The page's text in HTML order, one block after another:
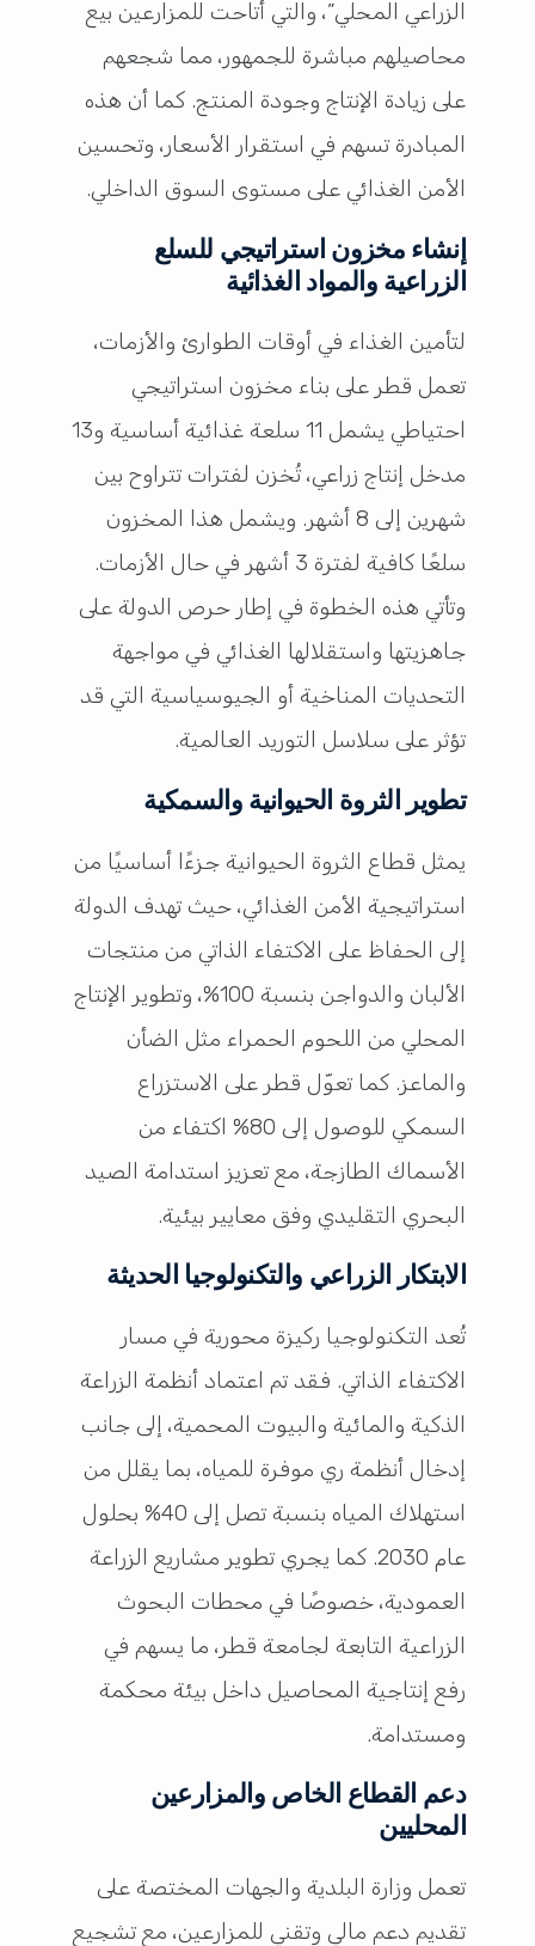
الزراعي المحلي”، والتي أتاحت للمزارعين بيع
محاصيلهم مباشرة للجمهور، مما شجعهم
على زيادة الإنتاج وجودة المنتج. كما أن هذه
المبادرة تسهم في استقرار الأسعار، وتحسين
الأمن الغذائي على مستوى السوق الداخلي.
إنشاء مخزون استراتيجي للسلع
الزراعية والمواد الغذائية
لتأمين الغذاء في أوقات الطوارئ والأزمات،
تعمل قطر على بناء مخزون استراتيجي
احتياطي يشمل 11 سلعة غذائية أساسية و13
مدخل إنتاج زراعي، تُخزن لفترات تتراوح بين
شهرين إلى 8 أشهر. ويشمل هذا المخزون
سلعًا كافية لفترة 3 أشهر في حال الأزمات.
وتأتي هذه الخطوة في إطار حرص الدولة على
جاهزيتها واستقلالها الغذائي في مواجهة
التحديات المناخية أو الجيوسياسية التي قد
تؤثر على سلاسل التوريد العالمية.
تطوير الثروة الحيوانية والسمكية
يمثل قطاع الثروة الحيوانية جزءًا أساسيًا من
استراتيجية الأمن الغذائي، حيث تهدف الدولة
إلى الحفاظ على الاكتفاء الذاتي من منتجات
الألبان والدواجن بنسبة 100%، وتطوير الإنتاج
المحلي من اللحوم الحمراء مثل الضأن
والماعز. كما تعوّل قطر على الاستزراع
السمكي للوصول إلى 80% اكتفاء من
الأسماك الطازجة، مع تعزيز استدامة الصيد
البحري التقليدي وفق معايير بيئية.
الابتكار الزراعي والتكنولوجيا الحديثة
تُعد التكنولوجيا ركيزة محورية في مسار
الاكتفاء الذاتي. فقد تم اعتماد أنظمة الزراعة
الذكية والمائية والبيوت المحمية، إلى جانب
إدخال أنظمة ري موفرة للمياه، بما يقلل من
استهلاك المياه بنسبة تصل إلى 40% بحلول
عام 2030. كما يجري تطوير مشاريع الزراعة
العمودية، خصوصًا في محطات البحوث
الزراعية التابعة لجامعة قطر، ما يسهم في
رفع إنتاجية المحاصيل داخل بيئة محكمة
ومستدامة.
دعم القطاع الخاص والمزارعين
المحليين
تعمل وزارة البلدية والجهات المختصة على
تقديم دعم مالي وتقني للمزارعين، مع تشجيع